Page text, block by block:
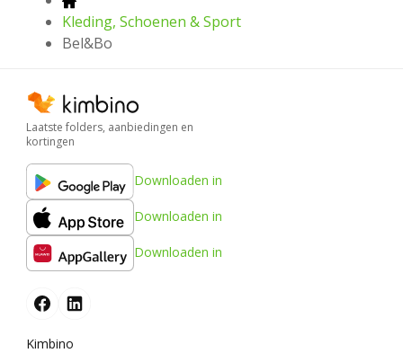
Kleding, Schoenen & Sport
Bel&Bo
Laatste folders, aanbiedingen en
kortingen
Downloaden in
Downloaden in
Downloaden in
Kimbino